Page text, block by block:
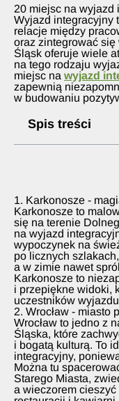
20 miejsc na wyjazd
Wyjazd integracyjny
relacje między
oraz zintegrować
Śląsk oferuje wiele
na tego rodzaju
miejsc na wyjazd
zapewnią
w budowaniu
Spis treści
1. Karkonosze -
Karkonosze to
się na terenie
na wyjazd
wypoczynek na
po licznych
a w zimie nawet
Karkonosze to
i przepiękne widoki,
uczestników
2. Wrocław - miasto
Wrocław to jedno z
Śląska, które
i bogatą kulturą. To
integracyjny,
Można tu
Starego Miasta,
a wieczorem cieszyć